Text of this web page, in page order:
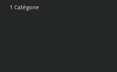
1 Catégorie